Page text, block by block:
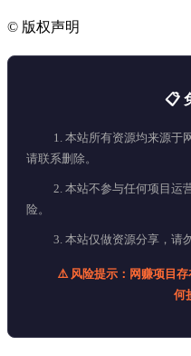
© 版权声明
📋
1. 本站所有资源均来源于
请联系删除。
2. 本站不参与任何项目运
险。
3. 本站仅做资源分享，请
⚠️ 风险提示：网赚项目
何